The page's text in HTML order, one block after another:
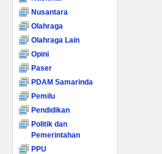
Nusantara
Olahraga
Olahraga Lain
Opini
Paser
PDAM Samarinda
Pemilu
Pendidikan
Politik dan
Pemerintahan
PPU